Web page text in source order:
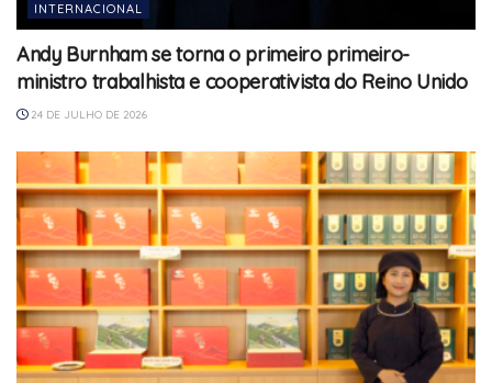
INTERNACIONAL
Andy Burnham se torna o primeiro primeiro-
ministro trabalhista e cooperativista do Reino Unido
24 DE JULHO DE 2026